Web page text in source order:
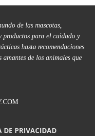
de las mascotas,
productos para el cuidado y
hasta recomendaciones
de los animales que
DE PRIVACIDAD